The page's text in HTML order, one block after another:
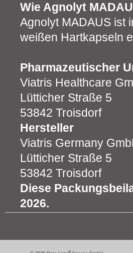
Wie Agnolyt
Agnolyt MADAUS ist
weißen Hartkapseln
Pharmazeutischer
Viatris Healthcare
Lütticher Straße 5
53842 Troisdorf
Hersteller
Viatris Germany
Lütticher Straße 5
53842 Troisdorf
Diese
2026.
®